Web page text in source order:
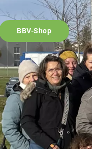
BBV-Shop